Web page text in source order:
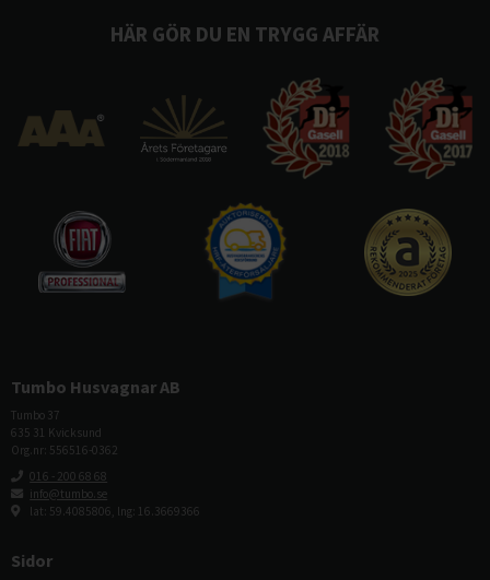
HÄR GÖR DU EN TRYGG AFFÄR
Tumbo Husvagnar AB
Tumbo 37
635 31 Kvicksund
Org.nr: 556516-0362
016 - 200 68 68
info@tumbo.se
lat: 59.4085806, lng: 16.3669366
Sidor